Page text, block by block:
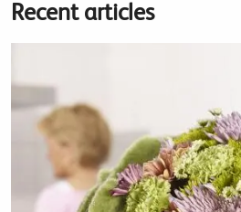
Recent articles